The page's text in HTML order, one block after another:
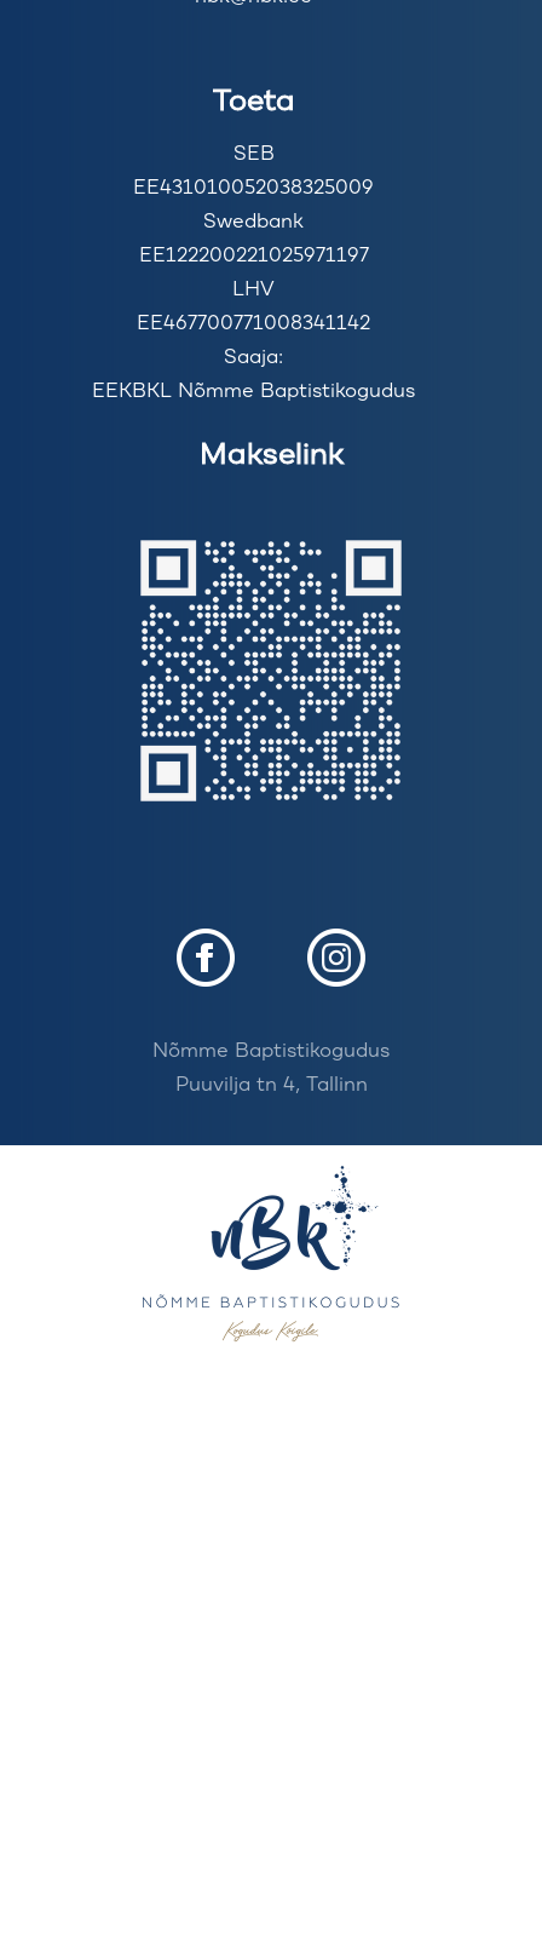
Toeta
SEB
EE431010052038325009
Swedbank
EE122200221025971197
LHV
EE467700771008341142
Saaja:
EEKBKL Nõmme Baptistikogudus
Makselink
Nõmme Baptistikogudus
Puuvilja tn 4, Tallinn